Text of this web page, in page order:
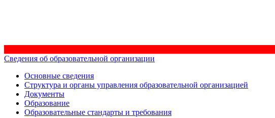
Сведения об образовательной организации
Основные сведения
Структура и органы управления образовательной организацией
Документы
Образование
Образовательные стандарты и требования